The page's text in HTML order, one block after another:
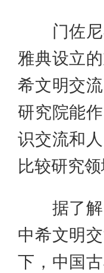
门佐尼
雅典设立
希文明交
研究院能
识交流和
比较研究领
据了解
中希文明
下，中国